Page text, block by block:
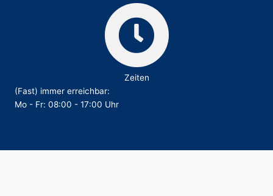
Zeiten
(Fast) immer erreichbar:
Mo - Fr: 08:00 - 17:00 Uhr